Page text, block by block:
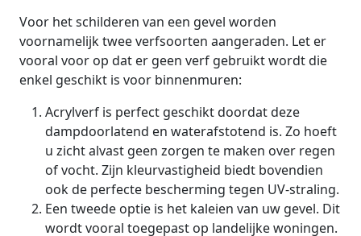
Voor het schilderen van een gevel worden
voornamelijk twee verfsoorten aangeraden. Let er
vooral voor op dat er geen verf gebruikt wordt die
enkel geschikt is voor binnenmuren:
Acrylverf is perfect geschikt doordat deze
dampdoorlatend en waterafstotend is. Zo hoeft
u zicht alvast geen zorgen te maken over regen
of vocht. Zijn kleurvastigheid biedt bovendien
ook de perfecte bescherming tegen UV-straling.
Een tweede optie is het kaleien van uw gevel. Dit
wordt vooral toegepast op landelijke woningen.